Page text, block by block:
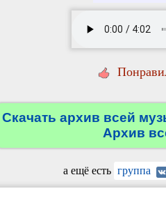
Скачать архив всей
Архив
а ещё есть группа